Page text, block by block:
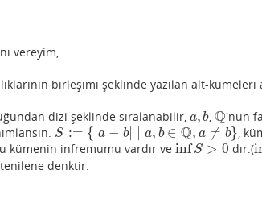
vereyim,
birleşimi şeklinde yazılan alt-kümeleri
dizi şeklinde sıralanabilir, a, b
a,b , Q
Q 'nun
S := { |a − b| a, b ∈ Q, a ≠ b}
S:={|a− b| |a ,b Q,a ≠b} ,
kümenin infremumu vardır veinf S > 0
infS> 0 dır.(
denktir.